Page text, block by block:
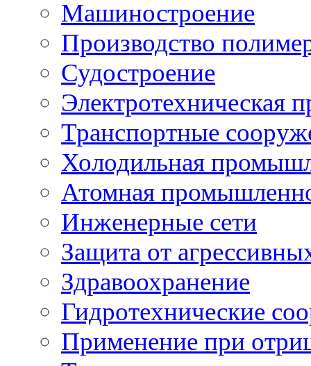
Машиностроение
Производство
Судостроение
Электротехническая
Транспортные
Холодильная
Атомная
Инженерные сети
Защита от
Здравоохранение
Гидротехнические
Применение при